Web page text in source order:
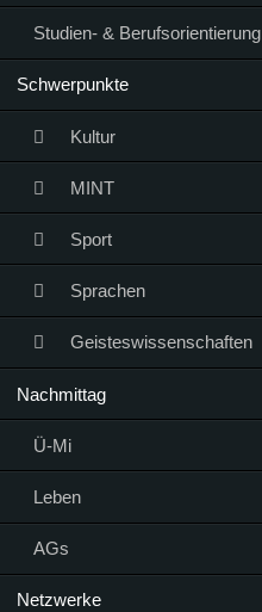
Studien- & Berufsorientierung
Schwerpunkte
Kultur
MINT
Sport
Sprachen
Geisteswissenschaften
Nachmittag
Ü-Mi
Leben
AGs
Netzwerke